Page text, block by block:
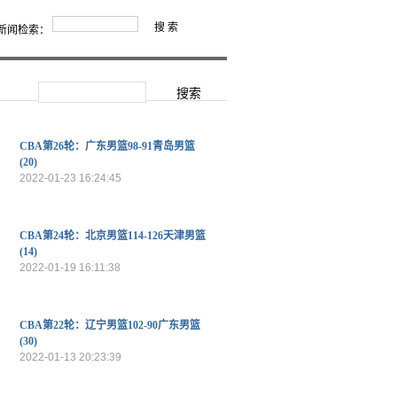
闻检索：
CBA第26轮：广东男篮98-91青岛男篮
(20)
2022-01-23 16:24:45
CBA第24轮：北京男篮114-126天津男篮
(14)
2022-01-19 16:11:38
CBA第22轮：辽宁男篮102-90广东男篮
(30)
2022-01-13 20:23:39